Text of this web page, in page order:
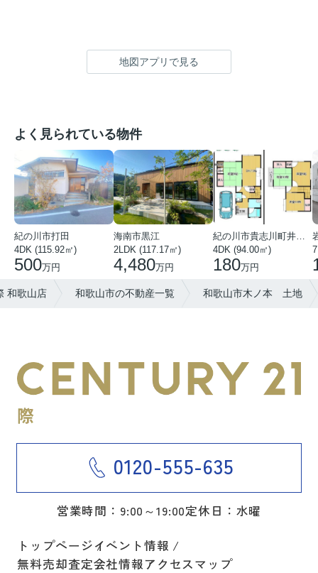
地図アプリで見る
よく見られている物件
紀の川市打田
4DK (115.92㎡)
500万円
海南市黒江
2LDK (117.17㎡)
4,480万円
紀の川市貴志川町井ノ口
4DK (94.00㎡)
180万円
和歌山店 和歌山市の不動産一覧 和歌山市木ノ本 土地
0120-555-635
営業時間：9:00～19:00定休日：水曜
トップページイベント情報
無料売却査定会社情報アクセスマップ